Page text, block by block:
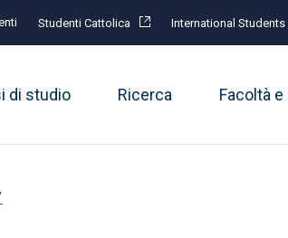
Studenti Cattolica International Students
di studio Ricerca Facoltà